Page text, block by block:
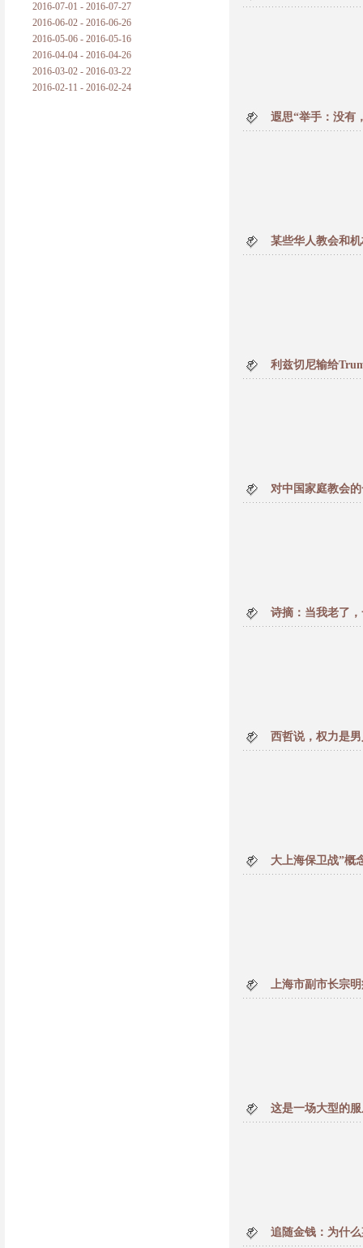
2016-07-01 - 2016-07-27
2016-06-02 - 2016-06-26
2016-05-06 - 2016-05-16
2016-04-04 - 2016-04-26
2016-03-02 - 2016-03-22
2016-02-11 - 2016-02-24
遐思“举手：没有
某些华人教会和
利兹切尼输给
对中国家庭教会
诗摘：当我老了
西哲说，权力是
大上海保卫战”概
上海市副市长宗
这是一场大型的
追随金钱：为什